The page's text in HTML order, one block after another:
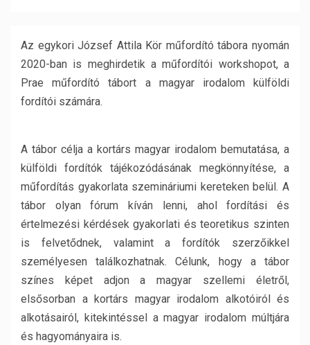
Az egykori József Attila Kör műfordító tábora nyomán
2020-ban is meghirdetik a műfordítói workshopot, a
Prae műfordító tábort a magyar irodalom külföldi
fordítói számára.
A tábor célja a kortárs magyar irodalom bemutatása, a
külföldi fordítók tájékozódásának megkönnyítése, a
műfordítás gyakorlata szemináriumi kereteken belül. A
tábor olyan fórum kíván lenni, ahol fordítási és
értelmezési kérdések gyakorlati és teoretikus szinten
is felvetődnek, valamint a fordítók szerzőikkel
személyesen találkozhatnak. Célunk, hogy a tábor
színes képet adjon a magyar szellemi életről,
elsősorban a kortárs magyar irodalom alkotóiról és
alkotásairól, kitekintéssel a magyar irodalom múltjára
és hagyományaira is.